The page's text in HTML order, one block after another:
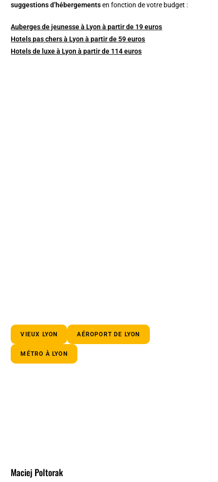
suggestions d’hébergements en fonction de votre budget :
Auberges de jeunesse à Lyon à partir de 19 euros
Hotels pas chers à Lyon à partir de 59 euros
Hotels de luxe à Lyon à partir de 114 euros
VIEUX LYON AÉROPORT DE LYON
MÉTRO À LYON
Maciej Poltorak